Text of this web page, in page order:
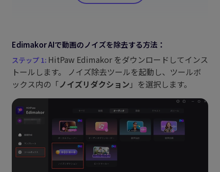
Edimakor AIで動画のノイズを除去する方法：
HitPaw Edimakor をダウンロードしてインス
トールします。 ノイズ除去ツールを起動し、ツールボ
ックス内の「ノイズリダクション 」を選択します。